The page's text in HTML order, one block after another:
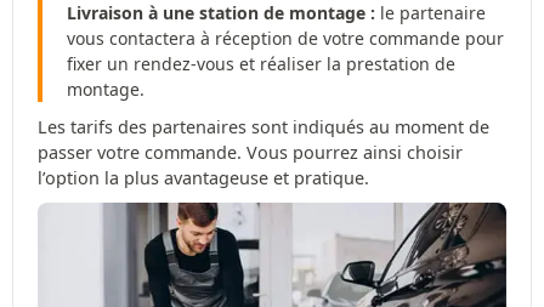
Livraison à une station de montage : le partenaire
vous contactera à réception de votre commande pour
fixer un rendez-vous et réaliser la prestation de
montage.
Les tarifs des partenaires sont indiqués au moment de
passer votre commande. Vous pourrez ainsi choisir
l’option la plus avantageuse et pratique.